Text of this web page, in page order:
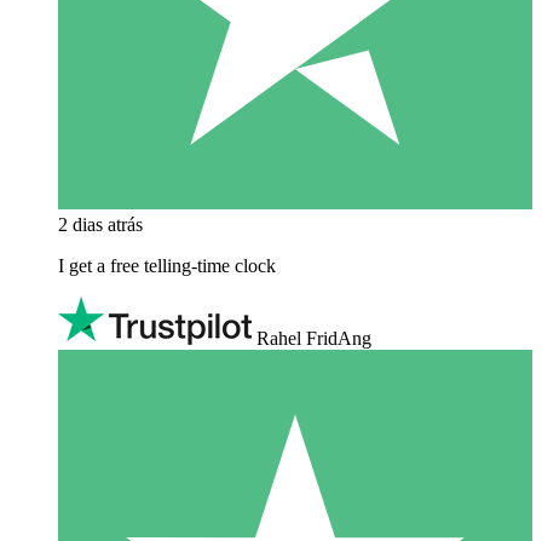
2 dias atrás
I get a free telling-time clock
Rahel FridAng